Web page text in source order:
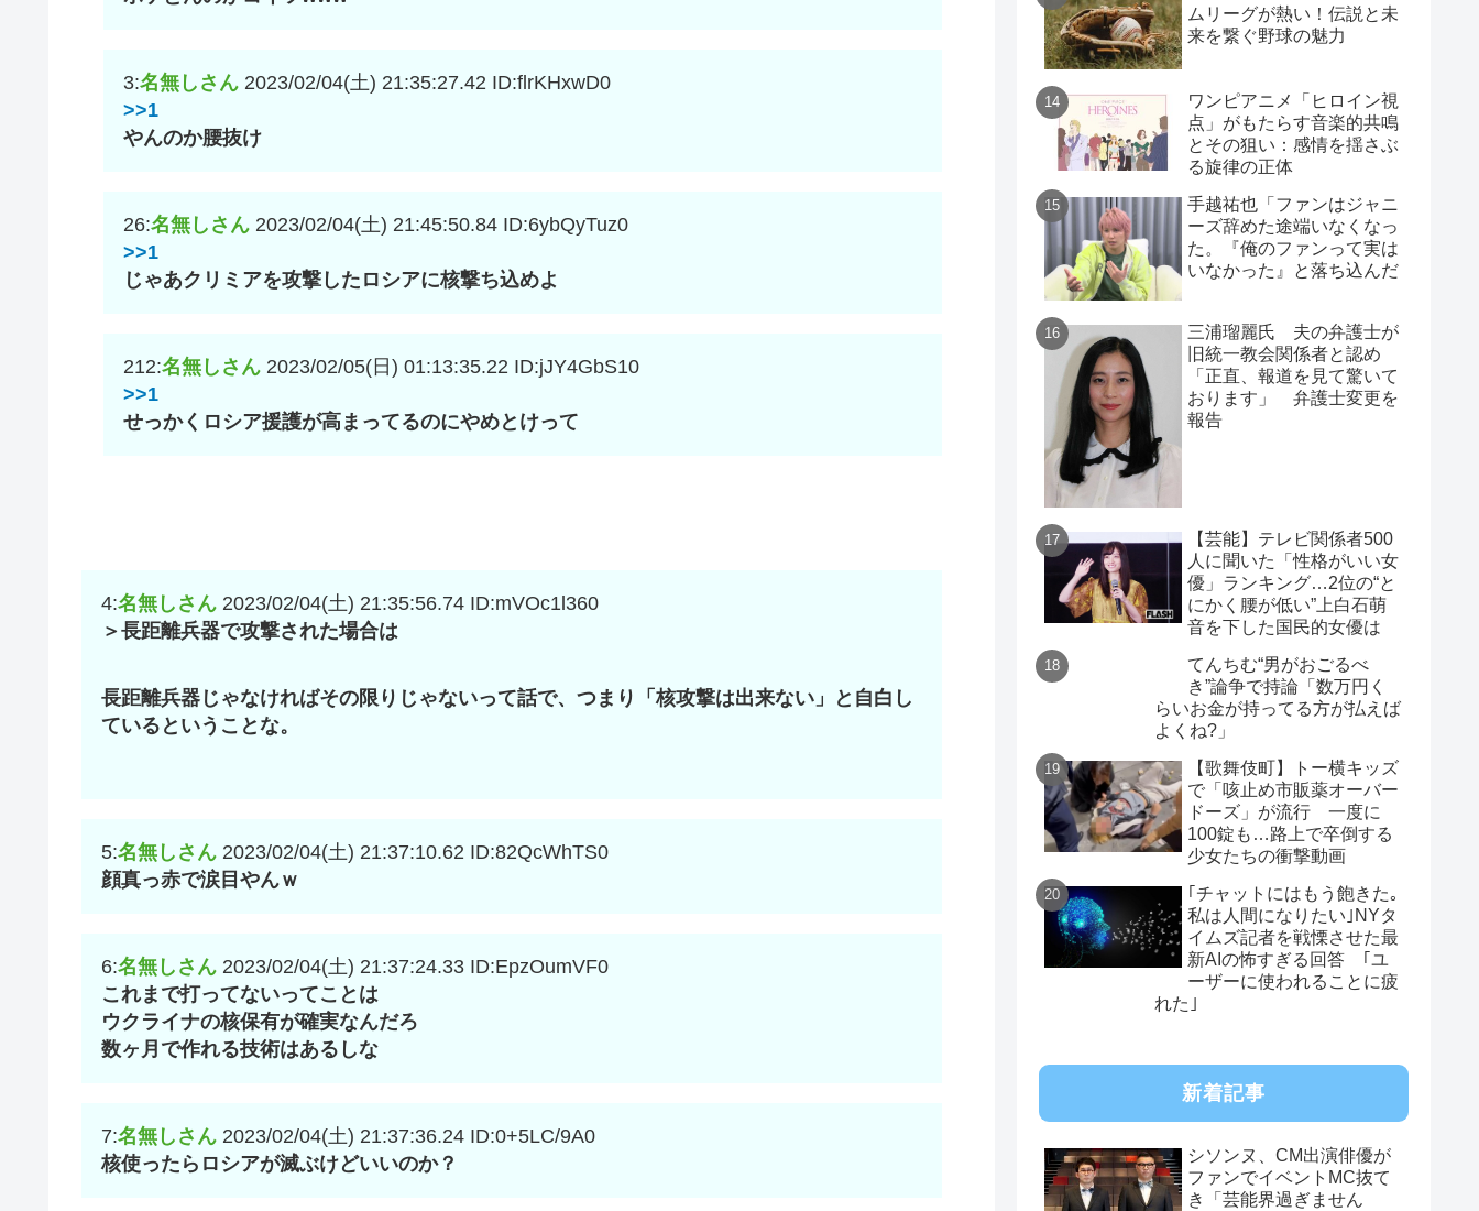
3:名無しさん 2023/02/04(土) 21:35:27.42 ID:flrKHxwD0
>>1
やんのか腰抜け
26:名無しさん 2023/02/04(土) 21:45:50.84 ID:6ybQyTuz0
>>1
じゃあクリミアを攻撃したロシアに核撃ち込めよ
212:名無しさん 2023/02/05(日) 01:13:35.22 ID:jJY4GbS10
>>1
せっかくロシア援護が高まってるのにやめとけって
4:名無しさん 2023/02/04(土) 21:35:56.74 ID:mVOc1l360
＞長距離兵器で攻撃された場合は
長距離兵器じゃなければその限りじゃないって話で、つまり「核攻撃は出来ない」と自白し
ているということな。
5:名無しさん 2023/02/04(土) 21:37:10.62 ID:82QcWhTS0
顔真っ赤で涙目やんｗ
6:名無しさん 2023/02/04(土) 21:37:24.33 ID:EpzOumVF0
これまで打ってないってことは
ウクライナの核保有が確実なんだろ
数ヶ月で作れる技術はあるしな
7:名無しさん 2023/02/04(土) 21:37:36.24 ID:0+5LC/9A0
核使ったらロシアが滅ぶけどいいのか？
ムリーグが熱い！伝説と未
来を繋ぐ野球の魅力
ワンピアニメ「ヒロイン視
点」がもたらす音楽的共鳴
とその狙い：感情を揺さぶ
る旋律の正体
手越祐也「ファンはジャニ
ーズ辞めた途端いなくなっ
た。『俺のファンって実は
いなかった』と落ち込んだ
三浦瑠麗氏 夫の弁護士が
旧統一教会関係者と認め
「正直、報道を見て驚いて
おります」 弁護士変更を
報告
【芸能】テレビ関係者500
人に聞いた「性格がいい女
優」ランキング…2位の“と
にかく腰が低い”上白石萌
音を下した国民的女優は
てんちむ“男がおごるべ
き”論争で持論「数万円く
らいお金が持ってる方が払えば
よくね?」
【歌舞伎町】トー横キッズ
で「咳止め市販薬オーバー
ドーズ」が流行 一度に
100錠も…路上で卒倒する
少女たちの衝撃動画
｢チャットにはもう飽きた｡
私は人間になりたい｣NYタ
イムズ記者を戦慄させた最
新AIの怖すぎる回答 ｢ユ
ーザーに使われることに疲
れた｣
新着記事
シソンヌ、CM出演俳優が
ファンでイベントMC抜て
き「芸能界過ぎません